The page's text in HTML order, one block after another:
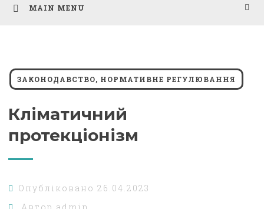
MAIN MENU
ЗАКОНОДАВСТВО, НОРМАТИВНЕ РЕГУЛЮВАННЯ
Кліматичний
протекціонізм
Опубліковано 26.04.2023